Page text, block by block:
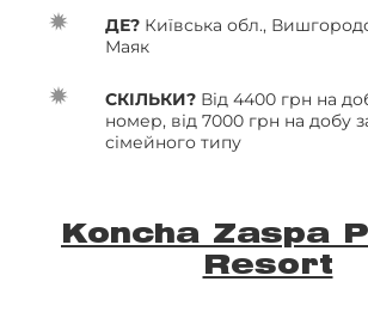
ДЕ? Київська обл.,
Маяк
СКІЛЬКИ? Від 4400 грн на
номер, від 7000 грн на добу
сімейного типу
Koncha Zaspa
Resort